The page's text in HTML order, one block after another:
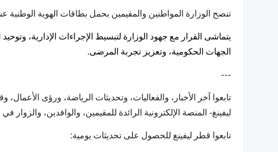
تنصح الوزارة المواطنين والمقيمين بحمل بطاقات الهوية الوطنية
يتماشى القرار مع جهود الوزارة لتبسيط الإجراءات الإدارية،
الجهات الحكومية، وتعزيز تجربة المرضى.
---
تابعوا آخر الأخبار، والفعاليات، وتحديثات الرياضة، ورؤى
ليفينغ - المنصة الإلكترونية الرائدة للمقيمين، والوافدين، والزوار
تابعوا قطر ليفينغ للحصول على تحديثات يومية: